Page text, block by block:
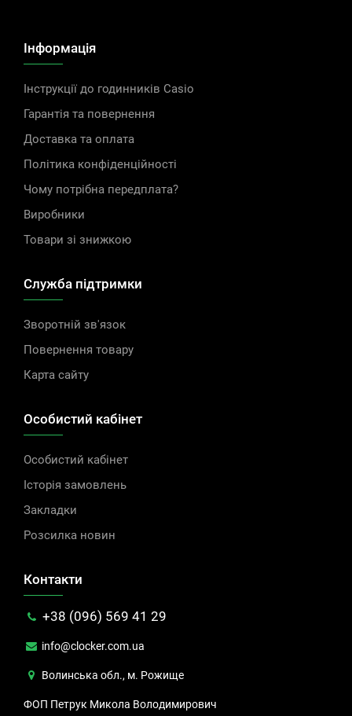
Інформація
Інструкції до годинників Casio
Гарантія та повернення
Доставка та оплата
Політика конфіденційності
Чому потрібна передплата?
Виробники
Товари зі знижкою
Служба підтримки
Зворотній зв'язок
Повернення товару
Карта сайту
Особистий кабінет
Особистий кабінет
Історія замовлень
Закладки
Розсилка новин
Контакти
+38 (096) 569 41 29
info@clocker.com.ua
Волинська обл., м. Рожище
ФОП Петрук Микола Володимирович